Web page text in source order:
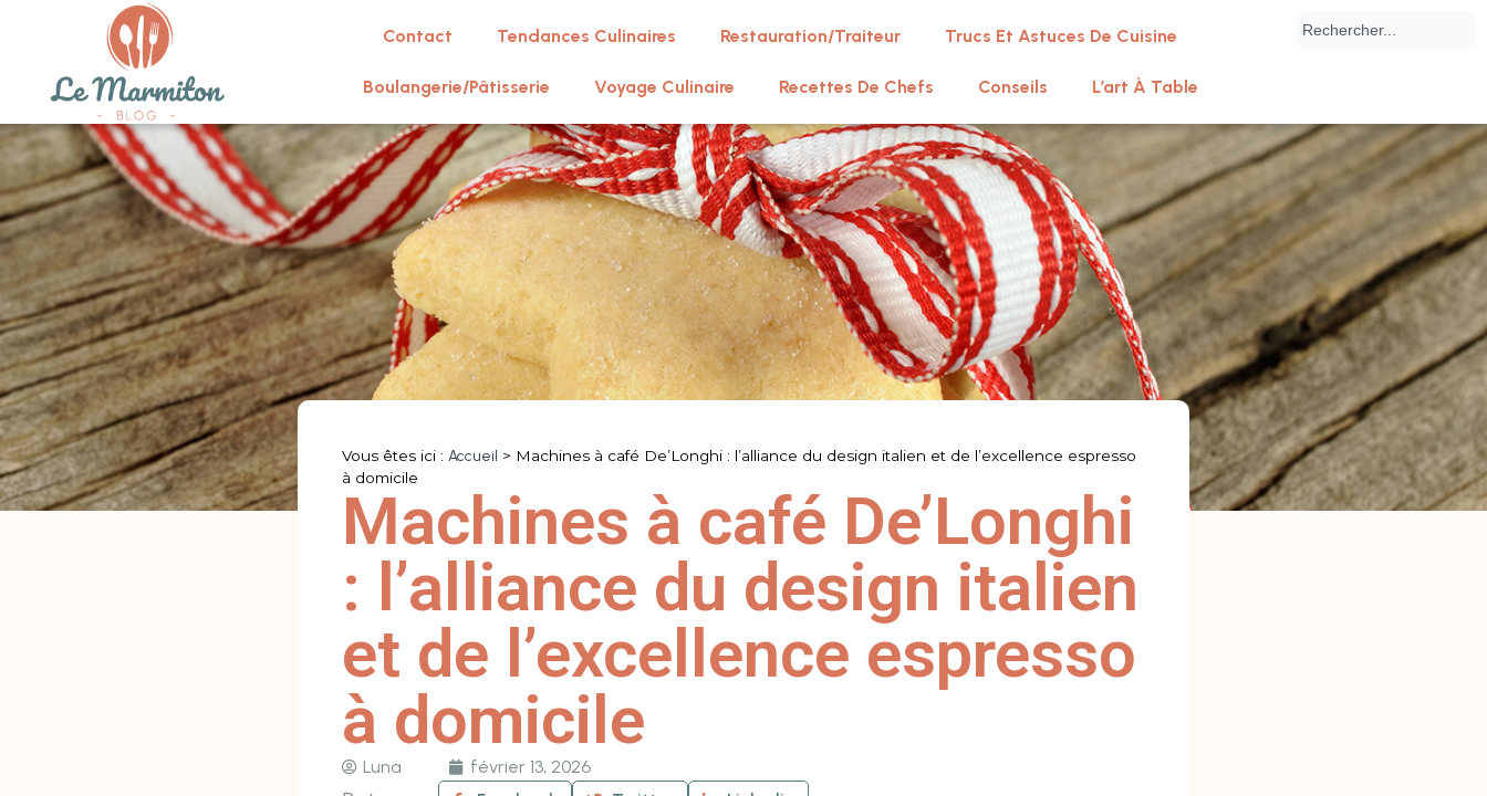
Contact Tendances Culinaires Restauration/Traiteur Trucs Et Astuces De Cuisine
Boulangerie/Pâtisserie Voyage Culinaire Recettes De Chefs Conseils L’art À Table
Vous êtes ici : Accueil > Machines à café De’Longhi : l’alliance du design italien et de l’excellence espresso
à domicile
Machines à café De’Longhi
: l’alliance du design italien
et de l’excellence espresso
à domicile
Luna
février 13, 2026